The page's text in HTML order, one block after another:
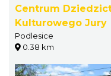
Centrum
Kulturowego Jury
Podlesice
0.38 km